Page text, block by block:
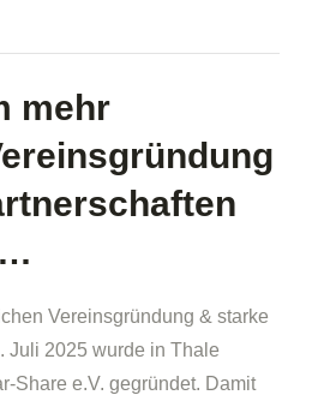
mehr
Vereinsgründung & starke
Juli 2025 wurde in Thale
Share e.V. gegründet. Damit